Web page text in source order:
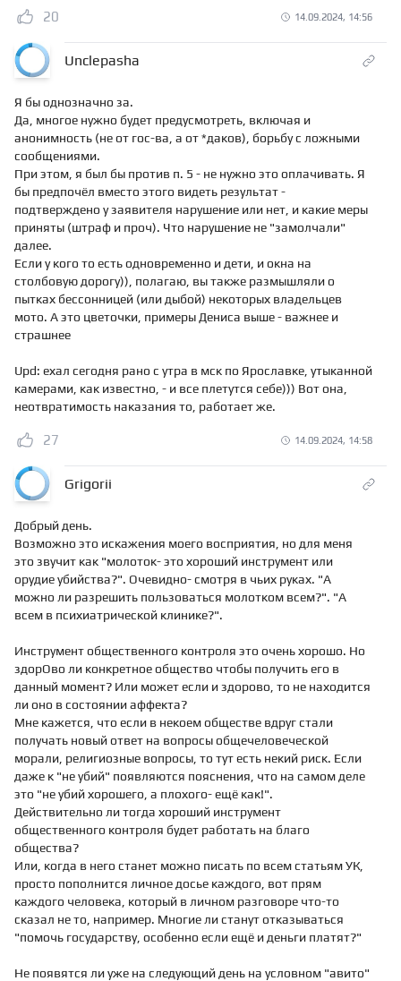
20 14.09.2024, 14:56
Unclepasha
Я бы однозначно за.
Да, многое нужно будет предусмотреть, включая и
анонимность (не от гос-ва, а от *даков), борьбу с ложными
сообщениями.
При этом, я был бы против п. 5 - не нужно это оплачивать. Я
бы предпочёл вместо этого видеть результат -
подтверждено у заявителя нарушение или нет, и какие меры
приняты (штраф и проч). Что нарушение не "замолчали"
далее.
Если у кого то есть одновременно и дети, и окна на
столбовую дорогу)), полагаю, вы также размышляли о
пытках бессонницей (или дыбой) некоторых владельцев
мото. А это цветочки, примеры Дениса выше - важнее и
страшнее
Upd: ехал сегодня рано с утра в мск по Ярославке, утыканной
камерами, как известно, - и все плетутся себе))) Вот она,
неотвратимость наказания то, работает же.
27 14.09.2024, 14:58
Grigorii
Добрый день.
Возможно это искажения моего восприятия, но для меня
это звучит как "молоток- это хороший инструмент или
орудие убийства?". Очевидно- смотря в чьих руках. "А
можно ли разрешить пользоваться молотком всем?". "А
всем в психиатрической клинике?".
Инструмент общественного контроля это очень хорошо. Но
здорОво ли конкретное общество чтобы получить его в
данный момент? Или может если и здорово, то не находится
ли оно в состоянии аффекта?
Мне кажется, что если в некоем обществе вдруг стали
получать новый ответ на вопросы общечеловеческой
морали, религиозные вопросы, то тут есть некий риск. Если
даже к "не убий" появляются пояснения, что на самом деле
это "не убий хорошего, а плохого- ещё как!".
Действительно ли тогда хороший инструмент
общественного контроля будет работать на благо
общества?
Или, когда в него станет можно писать по всем статьям УК,
просто пополнится личное досье каждого, вот прям
каждого человека, который в личном разговоре что-то
сказал не то, например. Многие ли станут отказываться
"помочь государству, особенно если ещё и деньги платят?"
Не появятся ли уже на следующий день на условном "авито"